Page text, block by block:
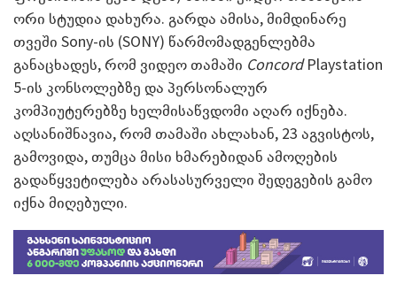
ორი სტუდია დახურა. გარდა ამისა, მიმდინარე
თვეში Sony-ის (SONY) წარმომადგენლებმა
განაცხადეს, რომ ვიდეო თამაში ConcordPlaystation
5-ის კონსოლებზე და პერსონალურ
კომპიუტერებზე ხელმისაწვდომი აღარ იქნება.
აღსანიშნავია, რომ თამაში ახლახან, 23 აგვისტოს,
გამოვიდა, თუმცა მისი ხმარებიდან ამოღების
გადაწყვეტილება არასასურველი შედეგების გამო
იქნა მიღებული.